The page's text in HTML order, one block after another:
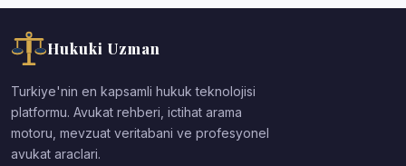
Hukuki Uzman
Turkiye'nin en kapsamli hukuk teknolojisi
platformu. Avukat rehberi, ictihat arama
motoru, mevzuat veritabani ve profesyonel
avukat araclari.